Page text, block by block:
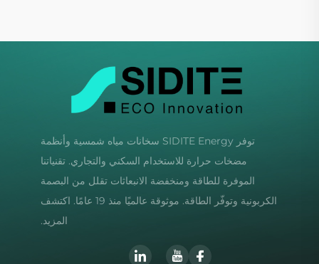
توفر SIDITE Energy سخانات مياه شمسية وأنظمة
مضخات حرارة للاستخدام السكني والتجاري. تقنياتنا
الموفرة للطاقة ومنخفضة الانبعاثات تقلل من البصمة
الكربونية وتوفّر الطاقة. موثوقة عالميًا منذ 19 عامًا. اكتشف
المزيد.